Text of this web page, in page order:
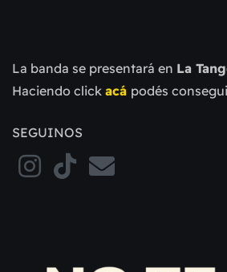
La banda se presentará en La
Haciendo click acá podés
SEGUINOS